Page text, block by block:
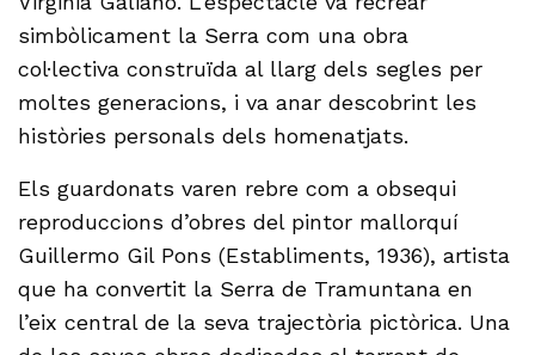
simbòlicament la Serra com una obra
col·lectiva construïda al llarg dels segles per
moltes generacions, i va anar descobrint les
històries personals dels homenatjats.
Els guardonats varen rebre com a obsequi
reproduccions d’obres del pintor mallorquí
Guillermo Gil Pons (Establiments, 1936), artista
que ha convertit la Serra de Tramuntana en
l’eix central de la seva trajectòria pictòrica. Una